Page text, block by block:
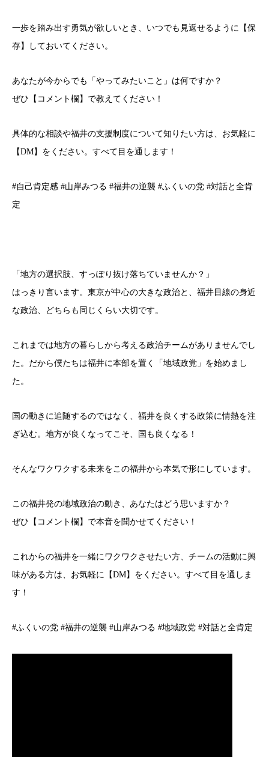
一歩を踏み出す勇気が欲しいとき、いつでも見返せるように【保
存】しておいてください。
あなたが今からでも「やってみたいこと」は何ですか？
ぜひ【コメント欄】で教えてください！
具体的な相談や福井の支援制度について知りたい方は、お気軽に
【DM】をください。すべて目を通します！
#自己肯定感 #山岸みつる #福井の逆襲 #ふくいの党 #対話と全肯
定
「地方の選択肢、すっぽり抜け落ちていませんか？」
はっきり言います。東京が中心の大きな政治と、福井目線の身近
な政治、どちらも同じくらい大切です。
これまでは地方の暮らしから考える政治チームがありませんでし
た。だから僕たちは福井に本部を置く「地域政党」を始めまし
た。
国の動きに追随するのではなく、福井を良くする政策に情熱を注
ぎ込む。地方が良くなってこそ、国も良くなる！
そんなワクワクする未来をこの福井から本気で形にしています。
この福井発の地域政治の動き、あなたはどう思いますか？
ぜひ【コメント欄】で本音を聞かせてください！
これからの福井を一緒にワクワクさせたい方、チームの活動に興
味がある方は、お気軽に【DM】をください。すべて目を通しま
す！
#ふくいの党 #福井の逆襲 #山岸みつる #地域政党 #対話と全肯定